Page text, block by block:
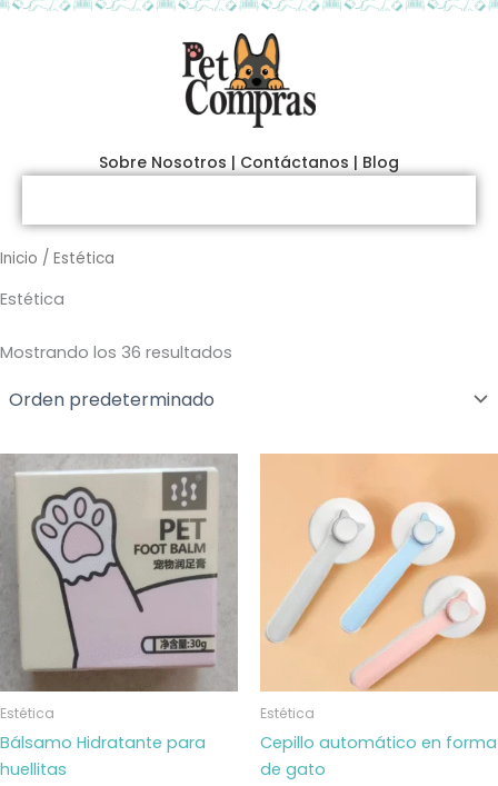
Ir
Sobre Nosotros | Contáctanos | Blog
Inicio / Estética
Estética
Mostrando los 36 resultados
Estética
Bálsamo Hidratante para
huellitas
Estética
Cepillo automático en forma
de gato